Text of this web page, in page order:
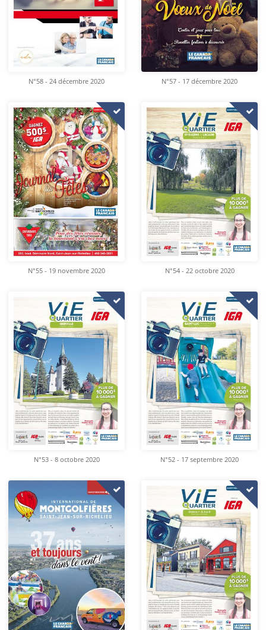
N°58 - 24 décembre 2020 N°57 - 17 décembre 2020
N°55 - 19 novembre 2020 N°54 - 22 octobre 2020
N°53 - 8 octobre 2020 N°52 - 17 septembre 2020